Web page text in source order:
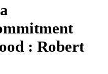
: Robert